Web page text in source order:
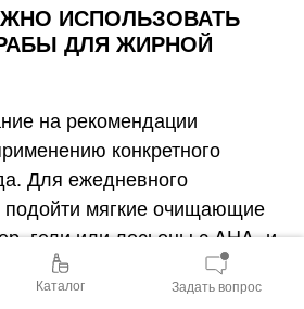
ИСПОЛЬЗОВАТЬ
ДЛЯ ЖИРНОЙ
на рекомендации
конкретного
Для ежедневного
подойти мягкие очищающие
гели или лосьоны с AHA- и
составе, оказывающие
действие.
Каталог Задать вопрос